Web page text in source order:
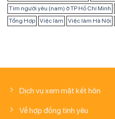
Tìm người yêu (nam) ở TP Hồ Chí Minh
Tổng Hợp
Việc làm Việc làm Hà Nội
Dịch vụ xem mặt kết hôn
Về hợp đồng tình yêu